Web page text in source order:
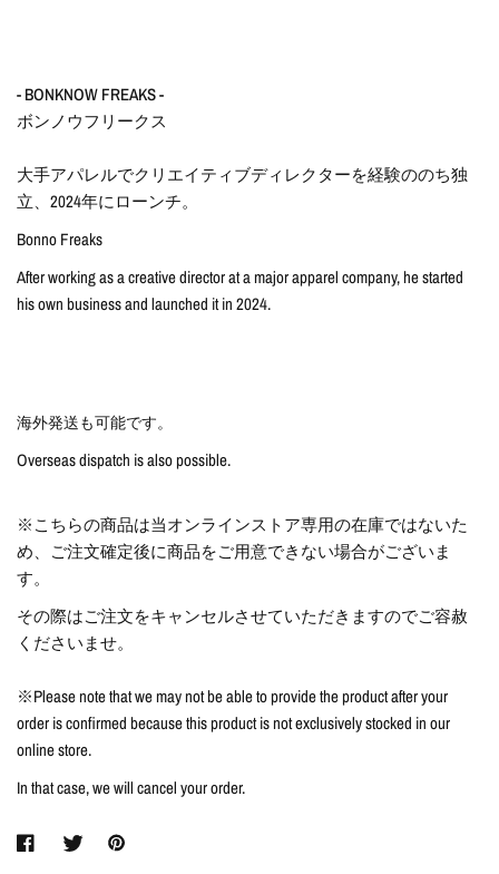
- BONKNOW FREAKS -
ボンノウフリークス
大手アパレルでクリエイティブディレクターを経験ののち独
立、2024年にローンチ。
Bonno Freaks
After working as a creative director at a major apparel company, he started
his own business and launched it in 2024.
海外発送も可能です。
Overseas dispatch is also possible.
※こちらの商品は当オンラインストア専用の在庫ではないた
め、ご注文確定後に商品をご用意できない場合がございま
す。
その際はご注文をキャンセルさせていただきますのでご容赦
くださいませ。
※Please note that we may not be able to provide the product after your
order is confirmed because this product is not exclusively stocked in our
online store.
In that case, we will cancel your order.